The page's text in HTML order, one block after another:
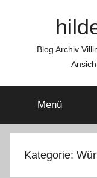
Blog Archiv
Menü
Kategorie: